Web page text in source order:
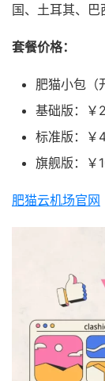
国、土耳其、巴
套餐价格：
肥猫小包（
基础版：￥
标准版：￥
旗舰版：￥
肥猫云机场官网